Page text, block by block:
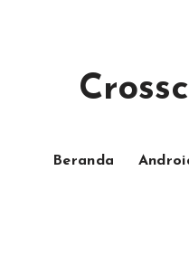
Beranda